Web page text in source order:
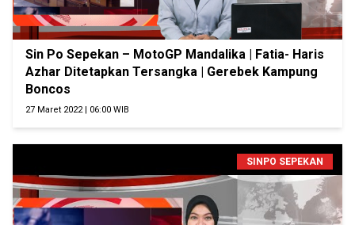
Sin Po Sepekan – MotoGP Mandalika | Fatia- Haris
Azhar Ditetapkan Tersangka | Gerebek Kampung
Boncos
27 Maret 2022 | 06:00 WIB
SINPO SEPEKAN